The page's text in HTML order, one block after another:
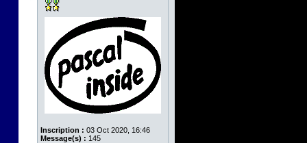
Inscription : 03 Oct 2020, 16:46
Message(s) : 145